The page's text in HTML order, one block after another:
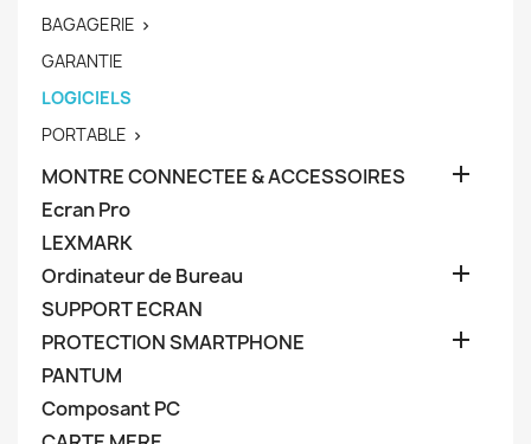
BAGAGERIE 
GARANTIE
LOGICIELS
PORTABLE 
MONTRE CONNECTEE & ACCESSOIRES 
Ecran Pro
LEXMARK
Ordinateur de Bureau

SUPPORT ECRAN
PROTECTION SMARTPHONE

PANTUM
Composant PC